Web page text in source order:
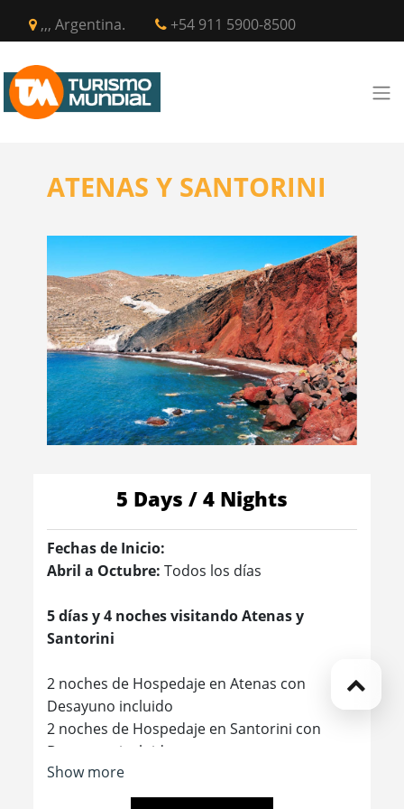
,,, Argentina. +54 911 5900-8500
ATENAS Y SANTORINI
5 Days / 4 Nights
Fechas de Inicio:
Abril a Octubre: Todos los días
5 días y 4 noches visitando Atenas y
Santorini
2 noches de Hospedaje en Atenas con
Desayuno incluido
2 noches de Hospedaje en Santorini con
Desayuno incluido
Show more